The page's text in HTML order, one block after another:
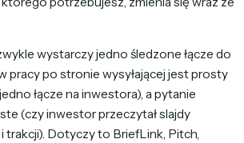
wystarczy jedno śledzone łącze do
pracy po stronie wysyłającej jest prosty
łącze na inwestora), a pytanie
(czy inwestor przeczytał slajdy
trakcji). Dotyczy to BriefLink, Pitch,